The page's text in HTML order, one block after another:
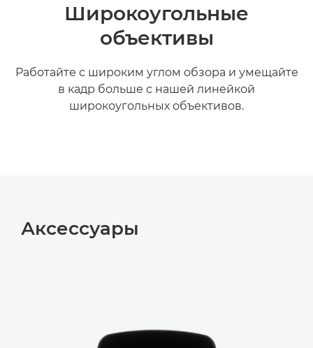
Широкоугольные
объективы
Работайте с широким углом обзора и умещайте
в кадр больше с нашей линейкой
широкоугольных объективов.
Аксессуары